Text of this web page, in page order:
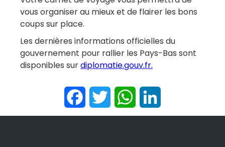
vous organiser au mieux et de flairer les bons
coups sur place.
Les dernières informations officielles du
gouvernement pour rallier les Pays-Bas sont
disponibles surdiplomatie.gouv.fr.
FacebookTwitter WhatsApp